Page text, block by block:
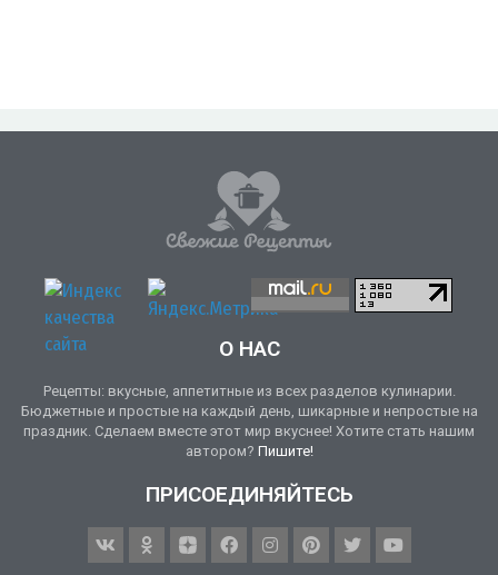
О НАС
Рецепты: вкусные, аппетитные из всех разделов кулинарии.
Бюджетные и простые на каждый день, шикарные и непростые на
праздник. Сделаем вместе этот мир вкуснее! Хотите стать нашим
автором? Пишите!
ПРИСОЕДИНЯЙТЕСЬ